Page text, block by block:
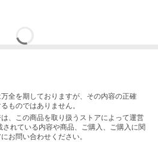
全を期しておりますが、その内容の正確
ものではありません。
は、この商品を取り扱うストアによって運営
されている内容や商品、ご購入 、ご購入に関
お問い合わせください。